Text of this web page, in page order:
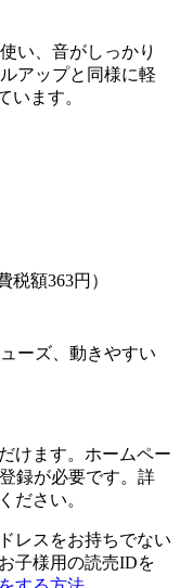
い、音がしっかり
アップと同様に軽
います。
税額363円）
ーズ、動きやすい
けます。ホームペー
録が必要です。詳
ださい。
レスをお持ちでない
子様用の読売IDを